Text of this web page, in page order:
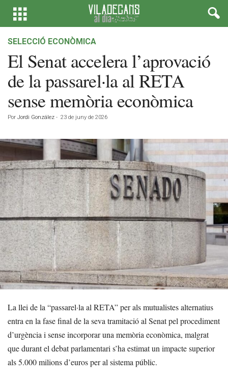
SELECCIÓ ECONÒMICA
El Senat accelera l’aprovació
de la passarel·la al RETA
sense memòria econòmica
Por Jordi González - 23 de juny de 2026
La llei de la “passarel·la al RETA” per als mutualistes alternatius
entra en la fase final de la seva tramitació al Senat pel procediment
d’urgència i sense incorporar una memòria econòmica, malgrat
que durant el debat parlamentari s’ha estimat un impacte superior
als 5.000 milions d’euros per al sistema públic.